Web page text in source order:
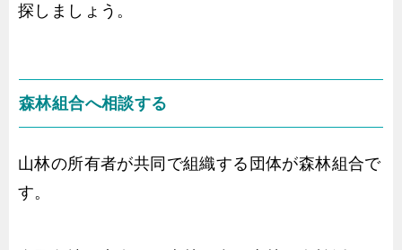
探しましょう。
森林組合へ相談する
山林の所有者が共同で組織する団体が森林組合で
す。